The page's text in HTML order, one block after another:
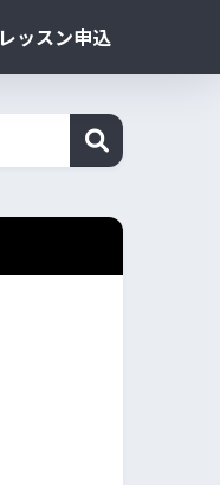
ッスン申込